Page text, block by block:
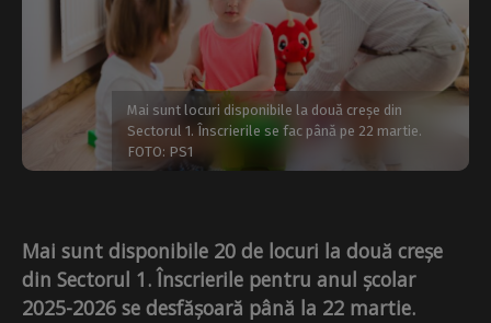
Mai sunt locuri disponibile la două creșe din
Sectorul 1. Înscrierile se fac până pe 22 martie.
FOTO: PS1
Mai sunt disponibile 20 de locuri la două creșe
din Sectorul 1. Înscrierile pentru anul școlar
2025-2026 se desfășoară până la 22 martie.